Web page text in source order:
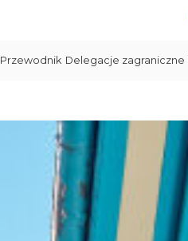
Przewodnik Delegacje zagraniczne